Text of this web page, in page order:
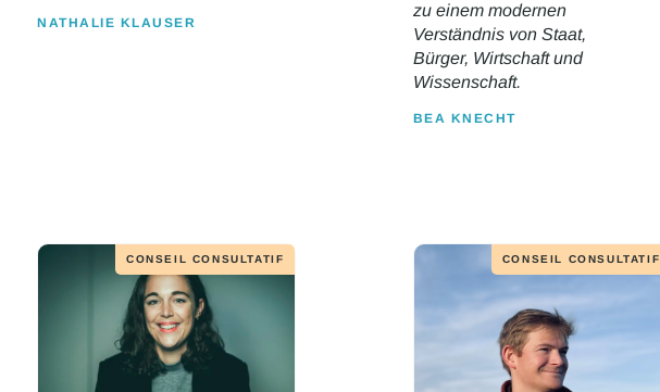
NATHALIE KLAUSER
zu einem modernen
Verständnis von Staat,
Bürger, Wirtschaft und
Wissenschaft.
BEA KNECHT
CONSEIL CONSULTATIF CONSEIL CONSULTATIF